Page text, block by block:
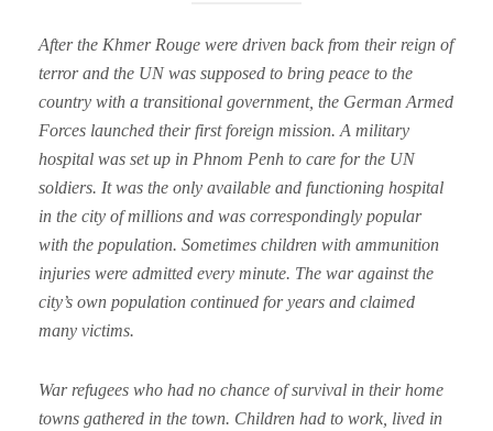
After the Khmer Rouge were driven back from their reign of
terror and the UN was supposed to bring peace to the
country with a transitional government, the German Armed
Forces launched their first foreign mission. A military
hospital was set up in Phnom Penh to care for the UN
soldiers. It was the only available and functioning hospital
in the city of millions and was correspondingly popular
with the population. Sometimes children with ammunition
injuries were admitted every minute. The war against the
city’s own population continued for years and claimed
many victims.
War refugees who had no chance of survival in their home
towns gathered in the town. Children had to work, lived in